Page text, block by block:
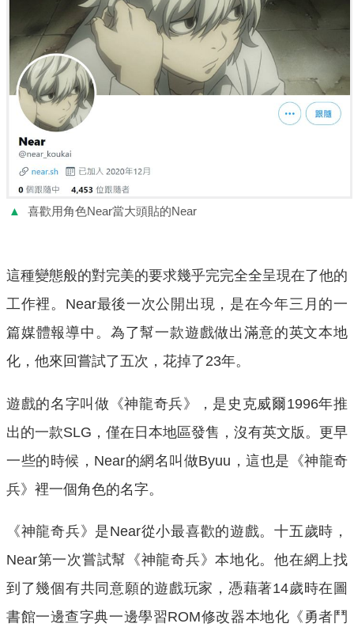
▲ 喜歡用角色Near當大頭貼的Near
這種變態般的對完美的要求幾乎完完全全呈現在了他的
工作裡。Near最後一次公開出現，是在今年三月的一
篇媒體報導中。為了幫一款遊戲做出滿意的英文本地
化，他來回嘗試了五次，花掉了23年。
遊戲的名字叫做《神龍奇兵》，是史克威爾1996年推
出的一款SLG，僅在日本地區發售，沒有英文版。更早
一些的時候，Near的網名叫做Byuu，這也是《神龍奇
兵》裡一個角色的名字。
《神龍奇兵》是Near從小最喜歡的遊戲。十五歲時，
Near第一次嘗試幫《神龍奇兵》本地化。他在網上找
到了幾個有共同意願的遊戲玩家，憑藉著14歲時在圖
書館一邊查字典一邊學習ROM修改器本地化《勇者鬥